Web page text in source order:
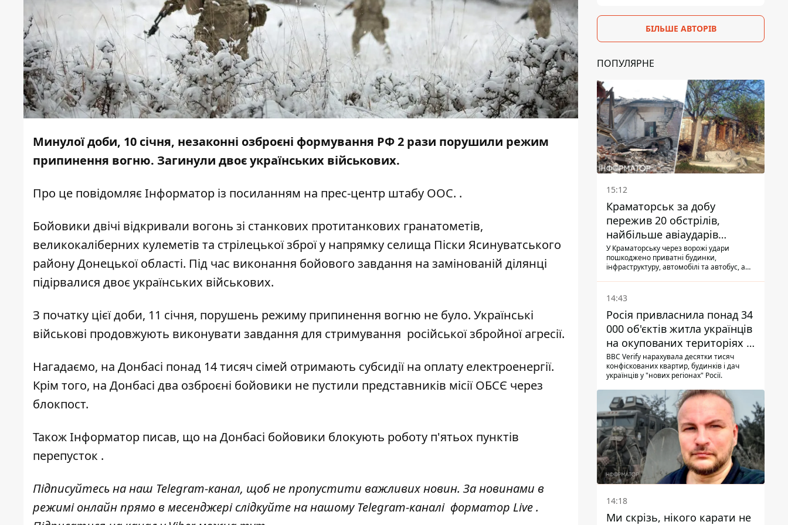
Минулої доби, 10 січня, незаконні озброєні формування РФ 2 рази порушили режим
припинення вогню. Загинули двоє українських військових.
Про це повідомляє Інформатор із посиланням на прес-центр штабу ООС. .
Бойовики двічі відкривали вогонь зі станкових протитанкових гранатометів,
великокаліберних кулеметів та стрілецької зброї у напрямку селища Піски Ясинуватського
району Донецької області. Під час виконання бойового завдання на замінованій ділянці
підірвалися двоє українських військових.
З початку цієї доби, 11 січня, порушень режиму припинення вогню не було. Українські
військові продовжують виконувати завдання для стримування російської збройної агресії.
Нагадаємо, на Донбасі понад 14 тисяч сімей отримають субсидіїна оплату електроенергії.
Крім того, на Донбасі два озброєні бойовики не пустили представників місії ОБСЄ через
блокпост.
ТакожІнформатор писав, що на Донбасі бойовики блокують роботу п'ятьох пунктів
перепусток .
Підписуйтесь на наш Telegram-канал, щоб не пропустити важливих новин. За новинами в
режимі онлайн прямо в месенджері слідкуйте на нашому Telegram-каналі форматор Live.
БІЛЬШЕ АВТОРІВ
ПОПУЛЯРНЕ
15:12
Краматорськ за добу
пережив 20 обстрілів,
найбільше авіаударів
КАБ-250
У Краматорську через ворожі удари
пошкоджено приватні будинки,
інфраструктуру, автомобілі та автобус, а
14:43
Росія привласнила понад 34
000 об'єктів житла українців
на окупованих територіях -
розслідування BBC
BBC Verify нарахувала десятки тисяч
конфіскованих квартир, будинків і дач
українців у "нових регіонах" Росії.
14:18
Ми скрізь, нікого карати не